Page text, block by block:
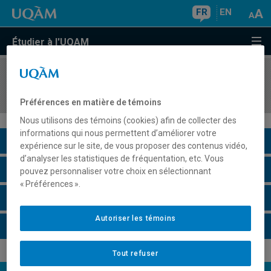
FR EN
Étudier à l'UQAM
COURS//
Description du cours
Horaire - Été 2026
Préférences en matière de témoins
Nous utilisons des témoins (cookies) afin de collecter des
informations qui nous permettent d’améliorer votre
expérience sur le site, de vous proposer des contenus vidéo,
d’analyser les statistiques de fréquentation, etc. Vous
pouvez personnaliser votre choix en sélectionnant
« Préférences ».
Tout refuser
Autoriser les témoins